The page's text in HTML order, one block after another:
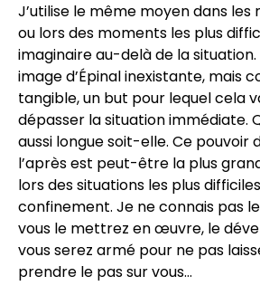
J’utilise le même moyen dans les
ou lors des moments les plus
imaginaire au-delà de la
image d’Épinal inexistante, mais
tangible, un but pour lequel cela
dépasser la situation immédiate.
aussi longue soit-elle. Ce pouvoir
l’après est peut-être la plus
lors des situations les plus
confinement. Je ne connais pas
vous le mettrez en œuvre, le
vous serez armé pour ne pas
prendre le pas sur vous…